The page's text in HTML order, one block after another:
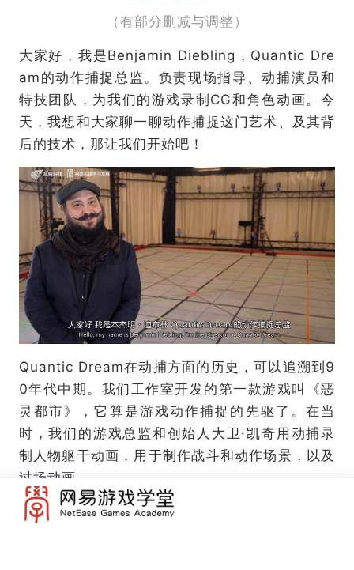
（有部分删减与调整）
大家好，我是Benjamin Diebling，Quantic Dre
am的动作捕捉总监。负责现场指导、动捕演员和
特技团队，为我们的游戏录制CG和角色动画。今
天，我想和大家聊一聊动作捕捉这门艺术、及其背
后的技术，那让我们开始吧！
Quantic Dream在动捕方面的历史，可以追溯到9
0年代中期。我们工作室开发的第一款游戏叫《恶
灵都市》，它算是游戏动作捕捉的先驱了。在当
时，我们的游戏总监和创始人大卫·凯奇用动捕录
制人物躯干动画，用于制作战斗和动作场景，以及
过场动画。